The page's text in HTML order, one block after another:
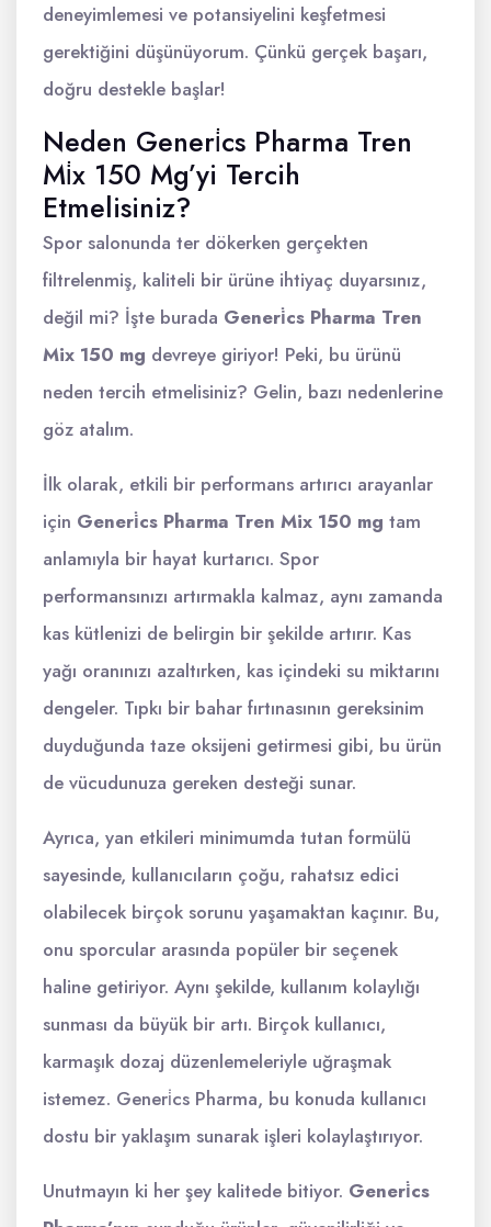
deneyimlemesi ve potansiyelini keşfetmesi
gerektiğini düşünüyorum. Çünkü gerçek başarı,
doğru destekle başlar!
Neden Generi̇cs Pharma Tren
Mi̇x 150 Mg’yi Tercih
Etmelisiniz?
Spor salonunda ter dökerken gerçekten
filtrelenmiş, kaliteli bir ürüne ihtiyaç duyarsınız,
değil mi? İşte burada Generi̇cs Pharma Tren
Mix 150 mg devreye giriyor! Peki, bu ürünü
neden tercih etmelisiniz? Gelin, bazı nedenlerine
göz atalım.
İlk olarak, etkili bir performans artırıcı arayanlar
için Generi̇cs Pharma Tren Mix 150 mg tam
anlamıyla bir hayat kurtarıcı. Spor
performansınızı artırmakla kalmaz, aynı zamanda
kas kütlenizi de belirgin bir şekilde artırır. Kas
yağı oranınızı azaltırken, kas içindeki su miktarını
dengeler. Tıpkı bir bahar fırtınasının gereksinim
duyduğunda taze oksijeni getirmesi gibi, bu ürün
de vücudunuza gereken desteği sunar.
Ayrıca, yan etkileri minimumda tutan formülü
sayesinde, kullanıcıların çoğu, rahatsız edici
olabilecek birçok sorunu yaşamaktan kaçınır. Bu,
onu sporcular arasında popüler bir seçenek
haline getiriyor. Aynı şekilde, kullanım kolaylığı
sunması da büyük bir artı. Birçok kullanıcı,
karmaşık dozaj düzenlemeleriyle uğraşmak
istemez. Generi̇cs Pharma, bu konuda kullanıcı
dostu bir yaklaşım sunarak işleri kolaylaştırıyor.
Unutmayın ki her şey kalitede bitiyor. Generi̇cs